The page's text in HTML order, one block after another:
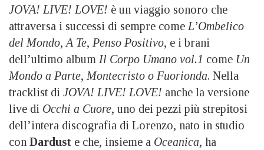
JOVA! LIVE! LOVE! è un viaggio sonoro che
attraversa i successi di sempre come L’Ombelico
del Mondo, A Te, Penso Positivo, e i brani
dell’ultimo album Il Corpo Umano vol.1 come Un
Mondo a Parte, Montecristo o Fuorionda. Nella
tracklist di JOVA! LIVE! LOVE! anche la versione
live di Occhi a Cuore, uno dei pezzi più strepitosi
dell’intera discografia di Lorenzo, nato in studio
con Dardust e che, insieme a Oceanica, ha